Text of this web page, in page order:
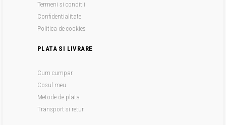
Termeni si conditii
Confidentialitate
Politica de cookies
PLATA SI LIVRARE
Cum cumpar
Cosul meu
Metode de plata
Transport si retur